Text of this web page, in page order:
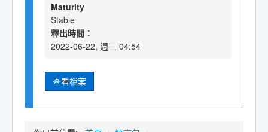
Maturity
Stable
釋出時間：
2022-06-22, 週三 04:54
查看檔案